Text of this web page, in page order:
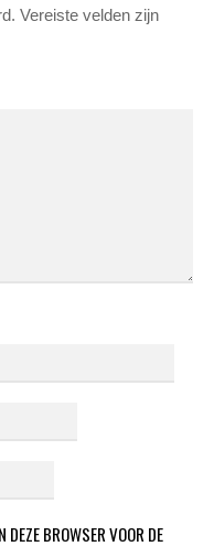
Vereiste velden zijn
BROWSER VOOR DE